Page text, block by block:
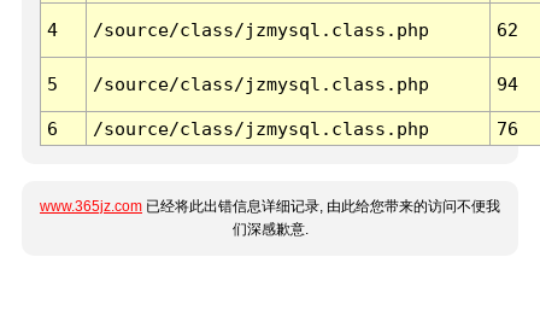
4 /source/class/jzmysql.class.php 62
5 /source/class/jzmysql.class.php 94
6 /source/class/jzmysql.class.php 76
www.365jz.com 已经将此出错信息详细记录, 由此给您带来的访问不便我
们深感歉意.